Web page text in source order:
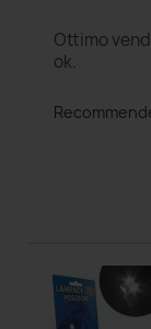
Ottimo
ok.